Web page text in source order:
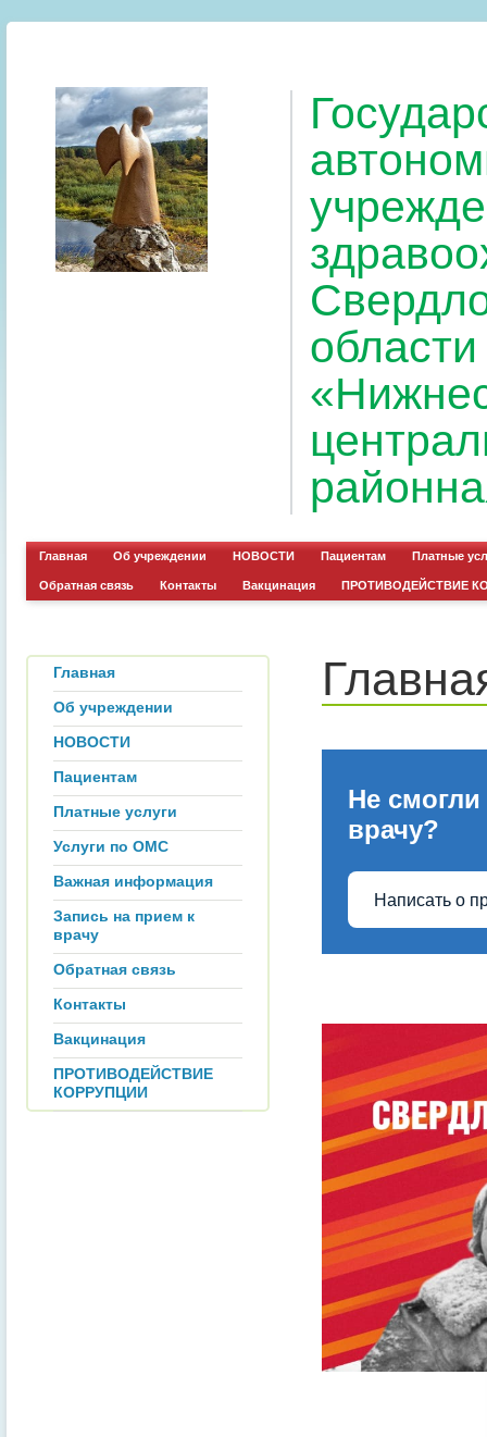
области
Главная Об учреждении НОВОСТИ Пациентам Платные
Обратная связь Контакты Вакцинация ПРОТИВОДЕЙСТВИЕ
Главная
Об учреждении
НОВОСТИ
Пациентам
Платные услуги
Услуги по ОМС
Важная информация
Запись на прием к
врачу
Обратная связь
Контакты
Вакцинация
ПРОТИВОДЕЙСТВИЕ
КОРРУПЦИИ
Не смогли
врачу?
Написать о